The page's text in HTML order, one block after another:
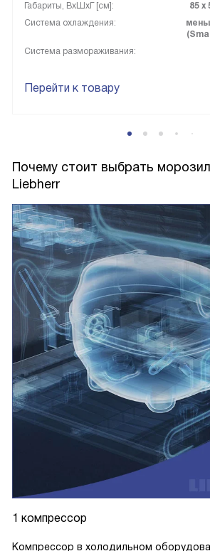
Габариты, ВxШxГ [см]:
85 х
Система охлаждения:
Система размораживания:
Перейти к товару
Почему стоит выбрать
Liebherr
1 компрессор
Компрессор в холодильном